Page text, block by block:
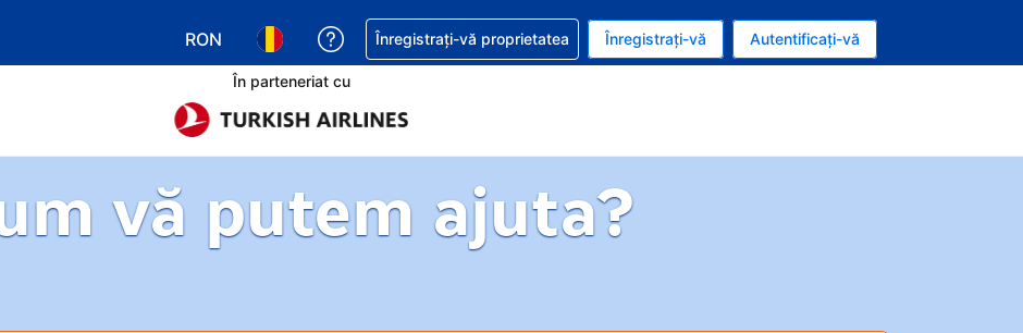
RON
Alegeţi moneda. Moneda actuală este Leu nou românesc
Alegeți limba. Limba actuală este Română
Primiți asistență cu privire la rezervarea dvs.
Înregistrați-vă proprietatea Înregistrați-vă Autentificați-vă
În parteneriat cu
vă putem ajuta?